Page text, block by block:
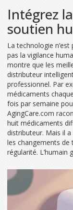
Intégrez
soutien
La technologie
pas la vigilance
montre que les
distributeur
professionnel. Par
médicaments
fois par semaine
AgingCare.com
huit médicaments
distributeur. Mais il
les changements de
régularité. L’humain